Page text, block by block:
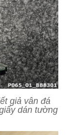
giả vân đá
dán tường